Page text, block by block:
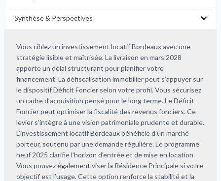
Synthèse & Perspectives
Vous ciblez un investissement locatif Bordeaux avec une
stratégie lisible et maîtrisée. La livraison en mars 2028
apporte un délai structurant pour planifier votre
financement. La défiscalisation immobilier peut s’appuyer sur
le dispositif Déficit Foncier selon votre profil. Vous sécurisez
un cadre d’acquisition pensé pour le long terme. Le Déficit
Foncier peut optimiser la fiscalité des revenus fonciers. Ce
levier s’intègre à une vision patrimoniale prudente et durable.
L’investissement locatif Bordeaux bénéficie d’un marché
porteur, soutenu par une demande régulière. Le programme
neuf 2025 clarifie l’horizon d’entrée et de mise en location.
Vous pouvez également viser la Résidence Principale si votre
objectif est l’usage. Cette option renforce la stabilité et la